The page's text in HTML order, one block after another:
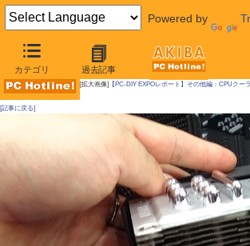
Powered by
カテゴリ 過去記事
AKIBA PC Hotline!
[拡大画像] 【PC-DIY EXPOレポート】その他編：CPUクー
[記事に戻る]